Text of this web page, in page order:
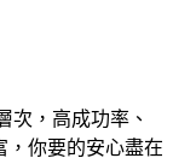
次，高成功率、
，你要的安心盡在